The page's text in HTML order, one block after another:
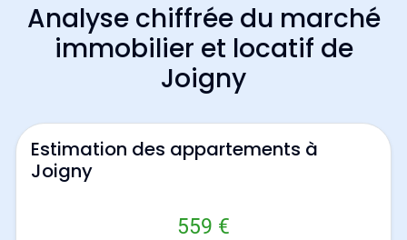
Analyse chiffrée du marché
immobilier et locatif de
Joigny
Estimation des appartements à
Joigny
559 €